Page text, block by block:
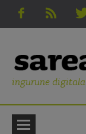
ingurune digitala